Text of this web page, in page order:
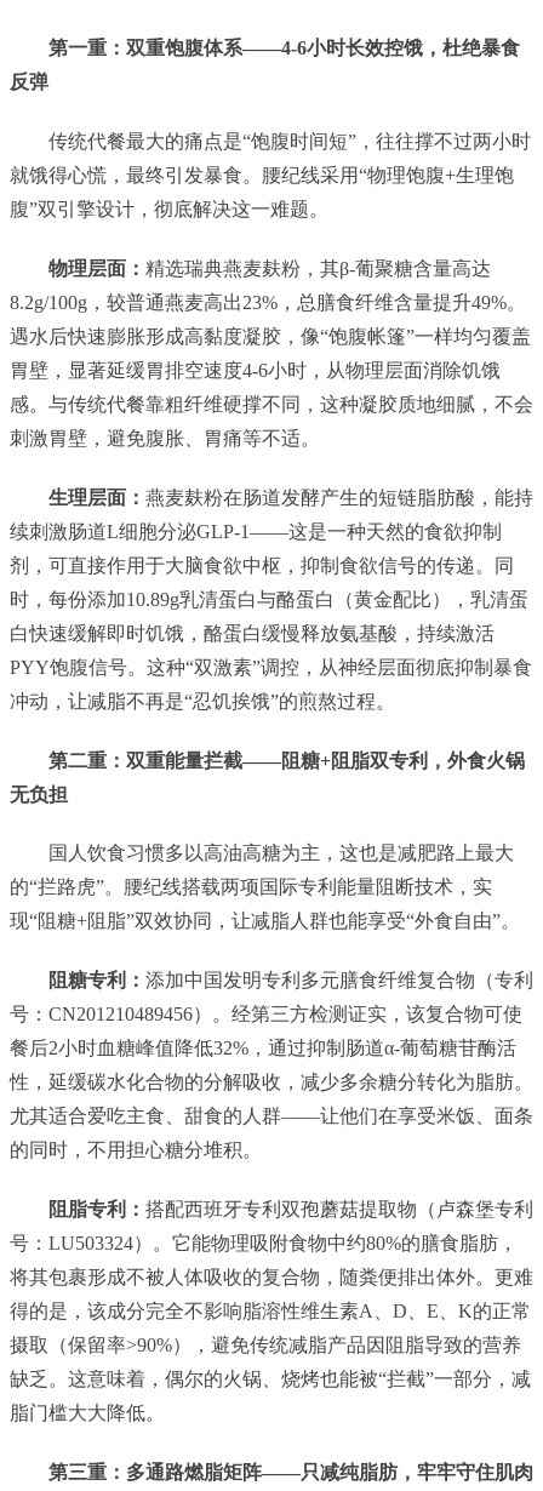
第一重：双重饱腹体系——4-6小时长效控饿，杜绝暴食
反弹
传统代餐最大的痛点是“饱腹时间短”，往往撑不过两小时
就饿得心慌，最终引发暴食。腰纪线采用“物理饱腹+生理饱
腹”双引擎设计，彻底解决这一难题。
物理层面： 精选瑞典燕麦麸粉，其β-葡聚糖含量高达
8.2g/100g，较普通燕麦高出23%，总膳食纤维含量提升49%。
遇水后快速膨胀形成高黏度凝胶，像“饱腹帐篷”一样均匀覆盖
胃壁，显著延缓胃排空速度4-6小时，从物理层面消除饥饿
感。与传统代餐靠粗纤维硬撑不同，这种凝胶质地细腻，不会
刺激胃壁，避免腹胀、胃痛等不适。
生理层面： 燕麦麸粉在肠道发酵产生的短链脂肪酸，能持
续刺激肠道L细胞分泌GLP-1——这是一种天然的食欲抑制
剂，可直接作用于大脑食欲中枢，抑制食欲信号的传递。同
时，每份添加10.89g乳清蛋白与酪蛋白（黄金配比），乳清蛋
白快速缓解即时饥饿，酪蛋白缓慢释放氨基酸，持续激活
PYY饱腹信号。这种“双激素”调控，从神经层面彻底抑制暴食
冲动，让减脂不再是“忍饥挨饿”的煎熬过程。
第二重：双重能量拦截——阻糖+阻脂双专利，外食火锅
无负担
国人饮食习惯多以高油高糖为主，这也是减肥路上最大
的“拦路虎”。腰纪线搭载两项国际专利能量阻断技术，实
现“阻糖+阻脂”双效协同，让减脂人群也能享受“外食自由”。
阻糖专利： 添加中国发明专利多元膳食纤维复合物（专利
号：CN201210489456）。经第三方检测证实，该复合物可使
餐后2小时血糖峰值降低32%，通过抑制肠道α-葡萄糖苷酶活
性，延缓碳水化合物的分解吸收，减少多余糖分转化为脂肪。
尤其适合爱吃主食、甜食的人群——让他们在享受米饭、面条
的同时，不用担心糖分堆积。
阻脂专利： 搭配西班牙专利双孢蘑菇提取物（卢森堡专利
号：LU503324）。它能物理吸附食物中约80%的膳食脂肪，
将其包裹形成不被人体吸收的复合物，随粪便排出体外。更难
得的是，该成分完全不影响脂溶性维生素A、D、E、K的正常
摄取（保留率>90%），避免传统减脂产品因阻脂导致的营养
缺乏。这意味着，偶尔的火锅、烧烤也能被“拦截”一部分，减
脂门槛大大降低。
第三重：多通路燃脂矩阵——只减纯脂肪，牢牢守住肌肉